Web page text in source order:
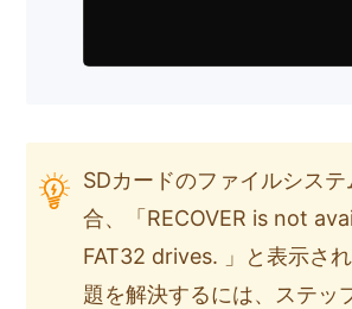
SDカードのファイルシステ
合、「RECOVER is not
FAT32 drives. 」と表示さ
題を解決するには、ステッ